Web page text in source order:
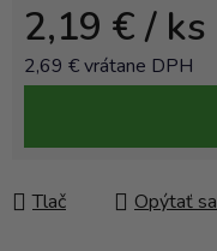
2,19 €/ ks
2,69 € vrátane DPH
Tlač Opýtať sa